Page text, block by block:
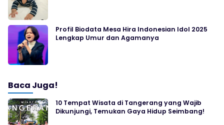
Profil Biodata Mesa Hira Indonesian Idol 2025
Lengkap Umur dan Agamanya
Baca Juga!
10 Tempat Wisata di Tangerang yang Wajib
Dikunjungi, Temukan Gaya Hidup Seimbang!